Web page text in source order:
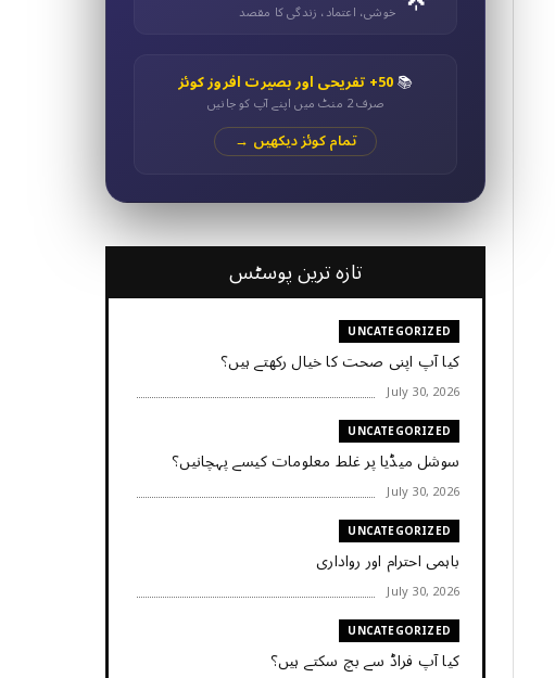
خوشی، اعتماد، زندگی کا مقصد
📚50+ تفریحی اور بصیرت افروز کوئز
صرف 2 منٹ میں اپنے آپ کو جانیں
تمام کوئز دیکھیں →
تازہ ترین پوسٹس
UNCATEGORIZED
کیا آپ اپنی صحت کا خیال رکھتے ہیں؟
July 30, 2026
UNCATEGORIZED
سوشل میڈیا پر غلط معلومات کیسے پہچانیں؟
July 30, 2026
UNCATEGORIZED
باہمی احترام اور رواداری
July 30, 2026
UNCATEGORIZED
کیا آپ فراڈ سے بچ سکتے ہیں؟